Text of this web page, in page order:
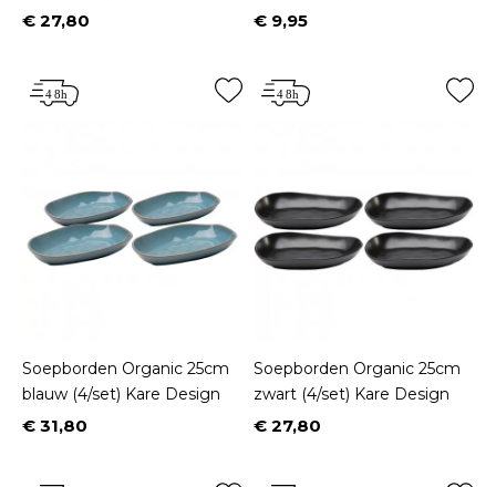
Prijs
€ 27,80 Prijs
€ 9,95
Soepborden Organic 25cm
blauw (4/set) Kare Design
Prijs
€ 31,80
Soepborden Organic 25cm
zwart (4/set) Kare Design
Prijs
€ 27,80